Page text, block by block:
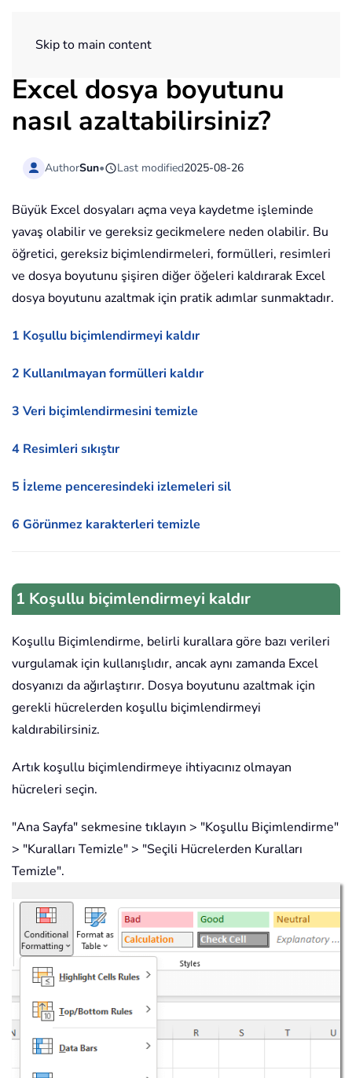
Skip to main content
Excel dosya boyutunu
nasıl azaltabilirsiniz?
AuthorSun• Last modified2025-08-26
Büyük Excel dosyaları açma veya kaydetme işleminde
yavaş olabilir ve gereksiz gecikmelere neden olabilir. Bu
öğretici, gereksiz biçimlendirmeleri, formülleri, resimleri
ve dosya boyutunu şişiren diğer öğeleri kaldırarak Excel
dosya boyutunu azaltmak için pratik adımlar sunmaktadır.
1 Koşullu biçimlendirmeyi kaldır
2 Kullanılmayan formülleri kaldır
3 Veri biçimlendirmesini temizle
4 Resimleri sıkıştır
5 İzleme penceresindeki izlemeleri sil
6 Görünmez karakterleri temizle
1 Koşullu biçimlendirmeyi kaldır
Koşullu Biçimlendirme, belirli kurallara göre bazı verileri
vurgulamak için kullanışlıdır, ancak aynı zamanda Excel
dosyanızı da ağırlaştırır. Dosya boyutunu azaltmak için
gerekli hücrelerden koşullu biçimlendirmeyi
kaldırabilirsiniz.
Artık koşullu biçimlendirmeye ihtiyacınız olmayan
hücreleri seçin.
"Ana Sayfa" sekmesine tıklayın > "Koşullu Biçimlendirme"
> "Kuralları Temizle" > "Seçili Hücrelerden Kuralları
Temizle".